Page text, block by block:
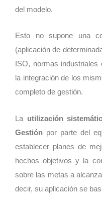
del modelo.
Esto no supone una
(aplicación de
ISO, normas
la integración de los
completo de gestión.
La utilización
Gestión por parte del
establecer planes de
hechos objetivos y la
sobre las metas a
decir, su aplicación se